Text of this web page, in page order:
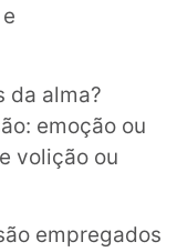
da alma?
emoção ou
volição ou
empregados